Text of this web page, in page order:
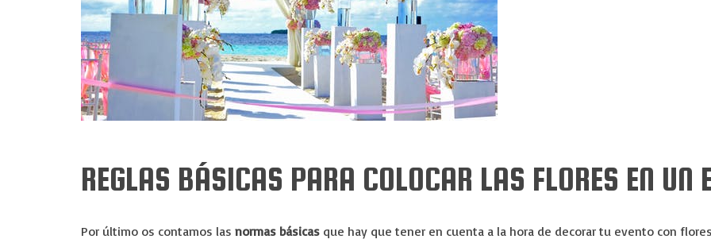
REGLAS BÁSICAS PARA COLOCAR LAS FLORES EN UN
Por último os contamos las normas básicas que hay que tener en cuenta a la hora de decorar tu evento con